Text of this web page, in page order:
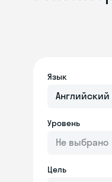
Язык
Уровень
Не выбрано
Цель